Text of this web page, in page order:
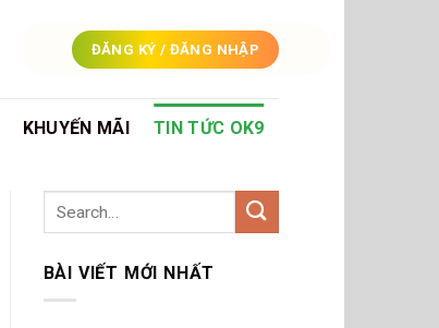
ĐĂNG KÝ / ĐĂNG NHẬP
KHUYẾN MÃI TIN TỨC OK9
BÀI VIẾT MỚI NHẤT